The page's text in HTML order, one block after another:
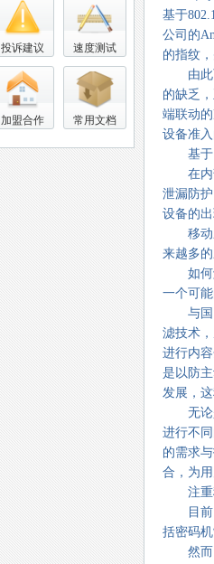
投诉建议 速度测试
加盟合作 常用文档
基于
公司的
的指纹
由此可
的缺乏
端联动
设备准
基于内
在内部
泄漏防
设备的
移动应
来越多
如何解
一个可
与国内
滤技术
进行内
是以防
发展，
无论是
进行不
的需求
合，为
注重移
目前，
括密码
然而，